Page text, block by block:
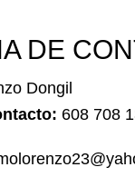
DE
Dongil
608 708